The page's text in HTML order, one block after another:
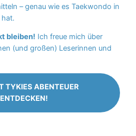
– genau wie es Taekwondo in
bleiben! Ich freue mich über
(und großen) Leserinnen und
TYKIES ABENTEUER
ENTDECKEN!